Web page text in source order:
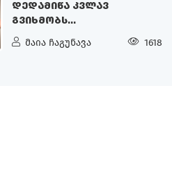
ᲓᲔᲓᲐᲛᲘᲬᲐ ᲙᲕᲚᲐᲕ
ᲒᲕᲘᲮᲛᲝᲑᲡ...
მაია ჩაგუნავა 1618